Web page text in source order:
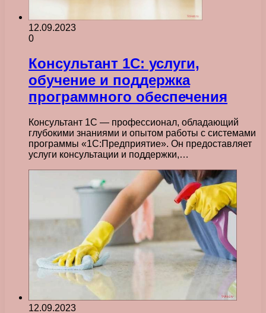
12.09.2023
0
Консультант 1С: услуги,
обучение и поддержка
программного обеспечения
Консультант 1С — профессионал, обладающий
глубокими знаниями и опытом работы с системами
программы «1С:Предприятие». Он предоставляет
услуги консультации и поддержки,…
12.09.2023